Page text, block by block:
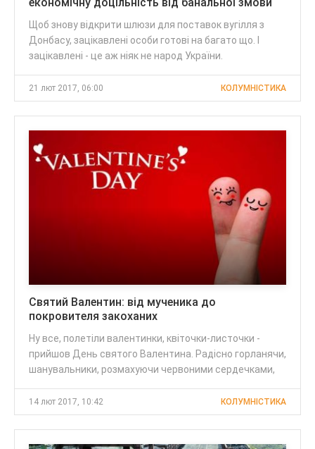
Щоб знову відкрити шлюзи для поставок вугілля з
Донбасу, зацікавлені особи готові на багато що. І
зацікавлені - це аж ніяк не народ України.
21 лют 2017, 06:00 КОЛУМНІСТИКА
Святий Валентин: від мученика до
покровителя закоханих
Ну все, полетіли валентинки, квіточки-листочки -
прийшов День святого Валентина. Радісно горланячи,
шанувальники, розмахуючи червоними сердечками,
14 лют 2017, 10:42 КОЛУМНІСТИКА